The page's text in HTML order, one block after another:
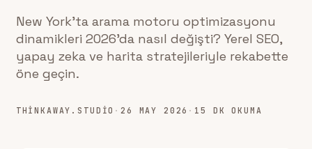
New York'ta arama motoru optimizasyonu
dinamikleri 2026'da nasıl değişti? Yerel SEO,
yapay zeka ve harita stratejileriyle rekabette
öne geçin.
THINKAWAY.STUDIO ·26 MAY 2026 · 15 DK OKUMA